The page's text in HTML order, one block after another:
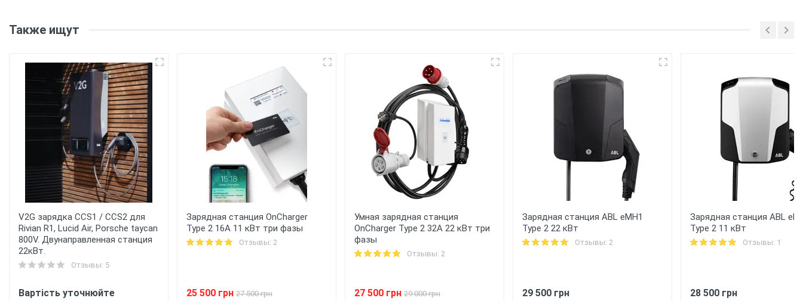
Также ищут
V2G зарядка CCS1 / CCS2 для
Rivian R1, Lucid Air, Porsche taycan
800V. Двунаправленная станция
22кВт.
Отзывы: 5
Вартість уточнюйте
Зарядная станция OnCharger
Type 2 16A 11 кВт три фазы
Отзывы: 2
25 500 грн 27 500 грн
Умная зарядная станция
OnCharger Type 2 32A 22 кВт три
фазы
Отзывы: 2
27 500 грн 29 000 грн
Зарядная станция ABL eMH1
Type 2 22 кВт
Отзывы: 2
29 500 грн
Зарядная станция ABL
Type 2 11 кВт
Отзывы: 1
28 500 грн